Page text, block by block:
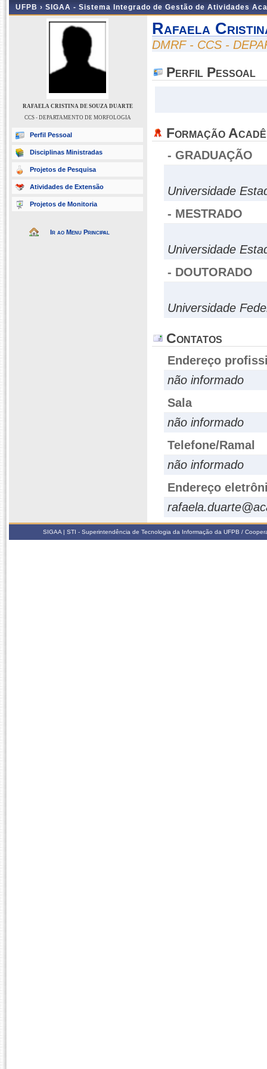
UFPB › SIGAA - Sistema Integrado de Gestão de Atividades
RAFAELA CRISTINA DE SOUZA DUARTE
CCS - DEPARTAMENTO DE MORFOLOGIA
Perfil Pessoal
Disciplinas Ministradas
Projetos de Pesquisa
Atividades de Extensão
Projetos de Monitoria
Ir ao Menu Principal
Rafaela
DMRF - CCS -
Perfil Pessoal
Formação
- GRADUAÇÃO
Universidade
- MESTRADO
Universidade
- DOUTORADO
Universidade
Contatos
Endereço
não informado
Sala
não informado
Telefone/Ramal
não informado
Endereço
SIGAA | STI - Superintendência de Tecnologia da Informação da UFPB /